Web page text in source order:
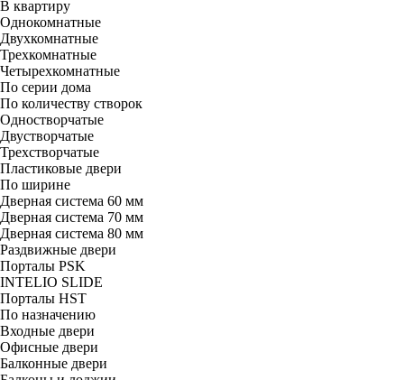
В квартиру
Однокомнатные
Двухкомнатные
Трехкомнатные
Четырехкомнатные
По серии дома
По количеству створок
Одностворчатые
Двустворчатые
Трехстворчатые
Пластиковые двери
По ширине
Дверная система 60 мм
Дверная система 70 мм
Дверная система 80 мм
Раздвижные двери
Порталы PSK
INTELIO SLIDE
Порталы HST
По назначению
Входные двери
Офисные двери
Балконные двери